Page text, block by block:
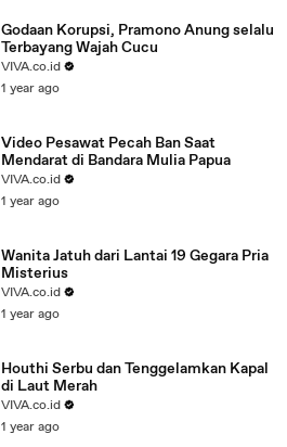
Godaan Korupsi, Pramono Anung selalu
Terbayang Wajah Cucu
VIVA.co.id
1 year ago
Video Pesawat Pecah Ban Saat
Mendarat di Bandara Mulia Papua
VIVA.co.id
1 year ago
Wanita Jatuh dari Lantai 19 Gegara Pria
Misterius
VIVA.co.id
1 year ago
Houthi Serbu dan Tenggelamkan Kapal
di Laut Merah
VIVA.co.id
1 year ago